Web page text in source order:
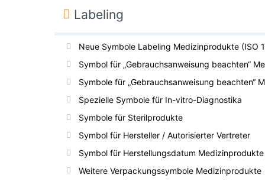
Labeling
Neue Symbole Labeling Medizinprodukte (ISO
Symbol für „Gebrauchsanweisung beachten“
Symbole für „Gebrauchsanweisung beachten“
Spezielle Symbole für In-vitro-Diagnostika
Symbole für Sterilprodukte
Symbol für Hersteller / Autorisierter Vertreter
Symbol für Herstellungsdatum Medizinprodukte
Weitere Verpackungssymbole Medizinprodukte